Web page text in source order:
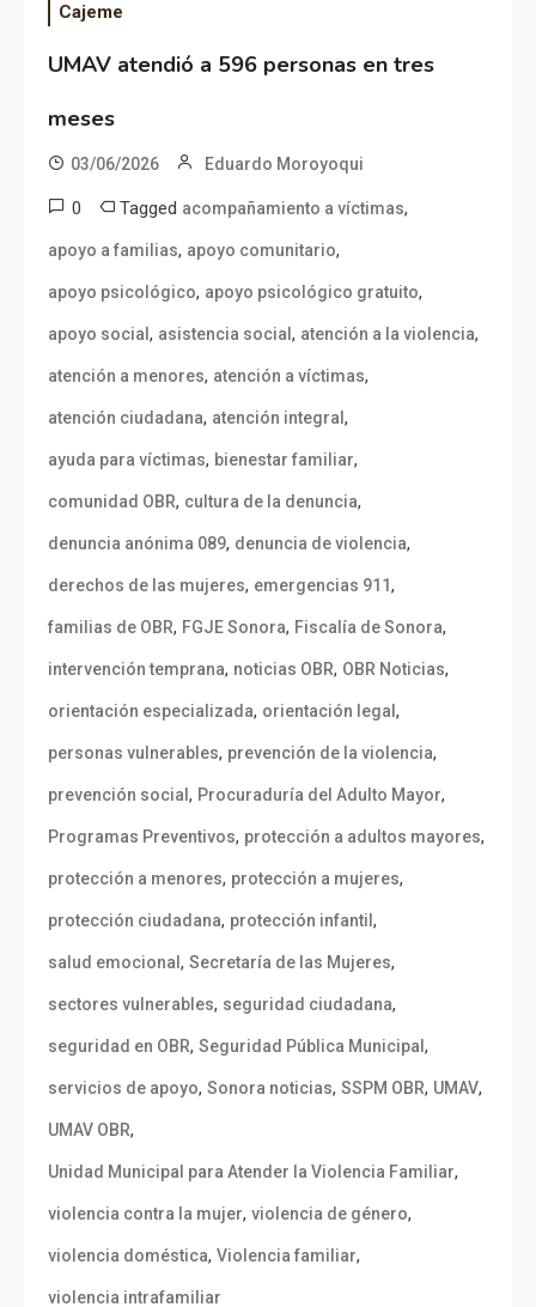
Cajeme
UMAV atendió a 596 personas en tres
meses
03/06/2026 Eduardo Moroyoqui
0 Tagged acompañamiento a víctimas,
apoyo a familias, apoyo comunitario,
apoyo psicológico, apoyo psicológico gratuito,
apoyo social , asistencia social , atención a la violencia,
atención a menores, atención a víctimas,
atención ciudadana, atención integral ,
ayuda para víctimas, bienestar familiar,
comunidad OBR, cultura de la denuncia,
denuncia anónima 089, denuncia de violencia,
derechos de las mujeres, emergencias 911,
familias de OBR, FGJE Sonora, Fiscalía de Sonora,
intervención temprana, noticias OBR, OBR Noticias,
orientación especializada, orientación legal ,
personas vulnerables, prevención de la violencia,
prevención social , Procuraduría del Adulto Mayor,
Programas Preventivos, protección a adultos mayores,
protección a menores, protección a mujeres,
protección ciudadana, protección infantil ,
salud emocional , Secretaría de las Mujeres,
sectores vulnerables, seguridad ciudadana,
seguridad en OBR, Seguridad Pública Municipal ,
servicios de apoyo, Sonora noticias, SSPM OBR, UMAV,
UMAV OBR,
Unidad Municipal para Atender la Violencia Familiar,
violencia contra la mujer, violencia de género,
violencia doméstica, Violencia familiar,
violencia intrafamiliar